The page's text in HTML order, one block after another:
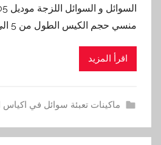
منسي حجم الكيس الطول من 5 الى 12
اقرأ المزيد
ماكينات تعبئة سوائل في اكياس